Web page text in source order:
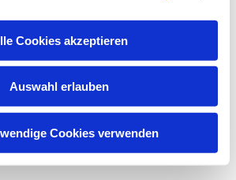
Cookies akzeptieren
Auswahl erlauben
Cookies verwenden